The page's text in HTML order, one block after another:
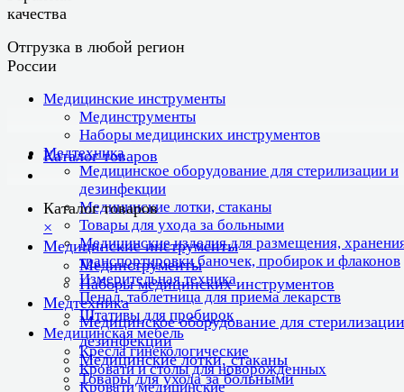
качества
Отгрузка в любой регион
России
Медицинские инструменты
Мединструменты
Наборы медицинских инструментов
Медтехника
Медицинское оборудование для стерилизации и
дезинфекции
Медицинские лотки, стаканы
Товары для ухода за больными
Медицинские изделия для размещения,
транспортировки баночек, пробирок и флаконов
Измерительная техника
Пенал, таблетница для приема лекарств
Штативы для пробирок
Медицинская мебель
Кресла гинекологические
Кровати и столы для новорожденных
Кровати медицинские
Каталог товаров
Каталог товаров
×
Медицинские инструменты
Мединструменты
Наборы медицинских инструментов
Медтехника
Медицинское оборудование для
дезинфекции
Медицинские лотки, стаканы
Товары для ухода за больными